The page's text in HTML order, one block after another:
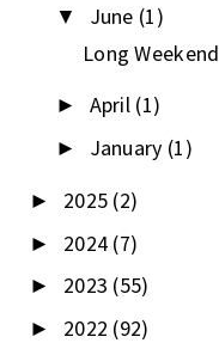
▼ June (1)
Long Weekend
► April (1)
► January (1)
► 2025 (2)
► 2024 (7)
► 2023 (55)
► 2022 (92)